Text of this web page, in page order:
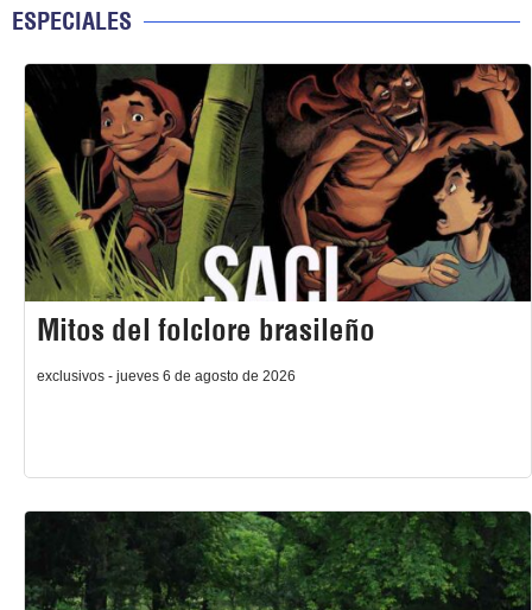
ESPECIALES
Mitos del folclore brasileño
exclusivos - jueves 6 de agosto de 2026